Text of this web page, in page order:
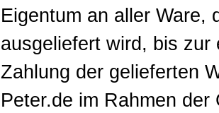
Eigentum an aller Ware,
ausgeliefert wird, bis zur
Zahlung der gelieferten
Peter.de im Rahmen